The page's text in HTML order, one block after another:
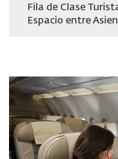
Fila de Clase
Espacio entre